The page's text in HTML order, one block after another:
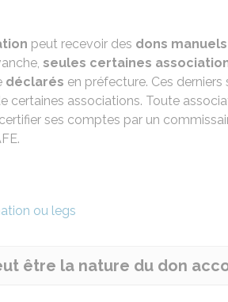
peut recevoir des dons manuels
seules certaines
déclarés en préfecture. Ces
certaines associations. Toute
ses comptes par un
.
ou legs
être la nature du don